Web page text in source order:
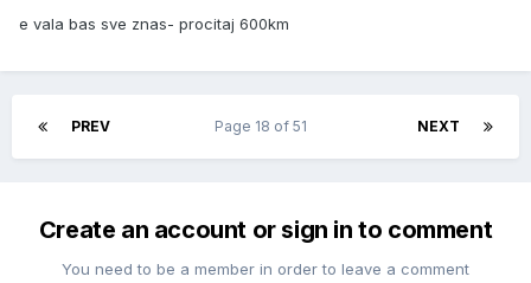
e vala bas sve znas- procitaj 600km
PREV NEXT
Page 18 of 51
Create an account or sign in to comment
You need to be a member in order to leave a comment